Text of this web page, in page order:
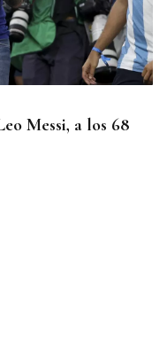
Messi, a los 68